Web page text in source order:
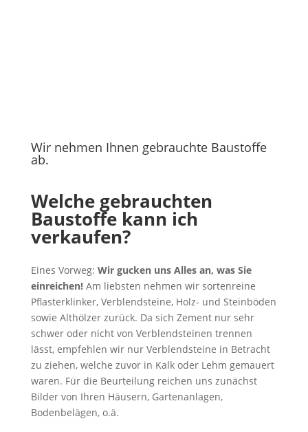
Wir nehmen Ihnen gebrauchte Baustoffe
ab.
Welche gebrauchten
Baustoffe kann ich
verkaufen?
Eines Vorweg: Wir gucken uns Alles an, was Sie
einreichen!Am liebsten nehmen wir sortenreine
Pflasterklinker, Verblendsteine, Holz- und Steinböden
sowie Althölzer zurück. Da sich Zement nur sehr
schwer oder nicht von Verblendsteinen trennen
lässt, empfehlen wir nur Verblendsteine in Betracht
zu ziehen, welche zuvor in Kalk oder Lehm gemauert
waren. Für die Beurteilung reichen uns zunächst
Bilder von Ihren Häusern, Gartenanlagen,
Bodenbelägen, o.ä.